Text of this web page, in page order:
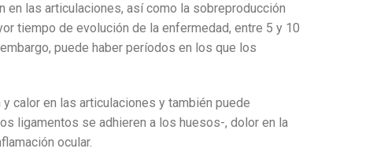
las articulaciones, así como la sobreproducción
tiempo de evolución de la enfermedad, entre 5 y 10
puede haber períodos en los que los
calor en las articulaciones y también puede
ligamentos se adhieren a los huesos-, dolor en la
ocular.